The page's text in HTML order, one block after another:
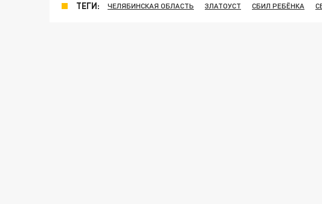
ТЕГИ: ЧЕЛЯБИНСКАЯ ОБЛАСТЬ ЗЛАТОУСТ СБИЛ РЕБЁНКА